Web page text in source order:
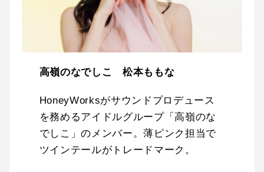
高嶺のなでしこ 松本ももな
HoneyWorksがサウンドプロデュース
を務めるアイドルグループ「高嶺のな
でしこ」のメンバー。薄ピンク担当で
ツインテールがトレードマーク。